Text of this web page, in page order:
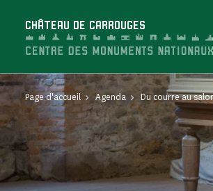
CHÂTEAU DE CARROUGES
Page d'accueil Agenda Du courre au